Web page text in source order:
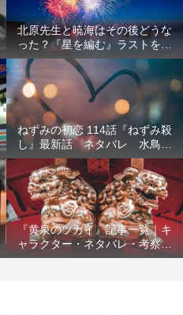
北原先生と暁海はその後どうな
った？『星を編む』ラストをネ
タバレ解説
ねずみの初恋 114話『ねずみ殺
し』最新話 ネタバレ 水鳥死
亡 鯆を殺すか
『黄泉のツガイ』記事一覧｜キ
ャラクター・ネタバレ・考察・
死亡キャラまとめ【完全ガイ